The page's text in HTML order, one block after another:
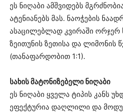
ეს ნიღაბი ამშვიდებს
ატენიანებს მას. ნაოჭების
ასაცილებლად კვირაში ორჯერ
ზეითუნის ზეთისა და ლიმონის
(თანაფარდობით 1:1).
სახის მატონიზებელი ნიღაბი
ეს ნიღაბი ყველა ტიპის კანს
ეფექტურია დაღლილი და